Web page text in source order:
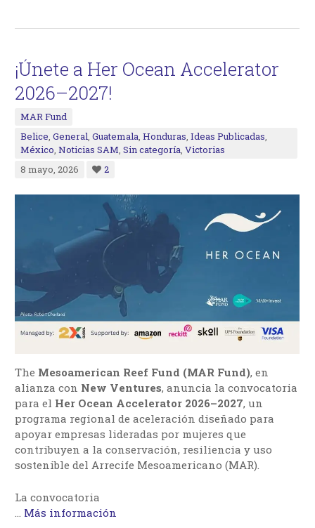
¡Únete a Her Ocean Accelerator
2026–2027!
MAR Fund
Belice,General,Guatemala,Honduras,Ideas Publicadas,
México,Noticias SAM,Sin categoría,Victorias
8 mayo, 2026
2
The Mesoamerican Reef Fund (MAR Fund), en
alianza con New Ventures, anuncia la convocatoria
para el Her Ocean Accelerator 2026–2027, un
programa regional de aceleración diseñado para
apoyar empresas lideradas por mujeres que
contribuyen a la conservación, resiliencia y uso
sostenible del Arrecife Mesoamericano (MAR).
La convocatoria
… Más información